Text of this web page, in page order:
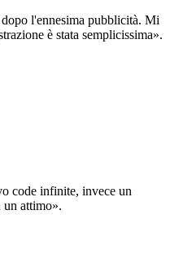
l'ennesima pubblicità. Mi
è stata semplicissima».
code infinite, invece un
un attimo».